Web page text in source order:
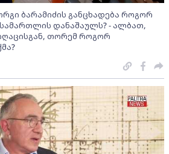
ბარამიძის განცხადება როგორ
დანაშაულს? - ალბათ,
თორემ როგორ